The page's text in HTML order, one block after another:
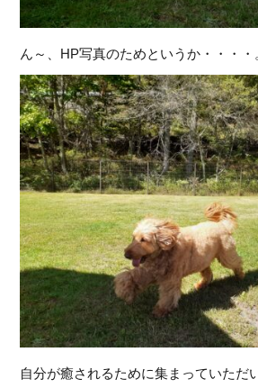
ん～、HP写真のためというか・・・・
自分が癒されるために集まっていただ